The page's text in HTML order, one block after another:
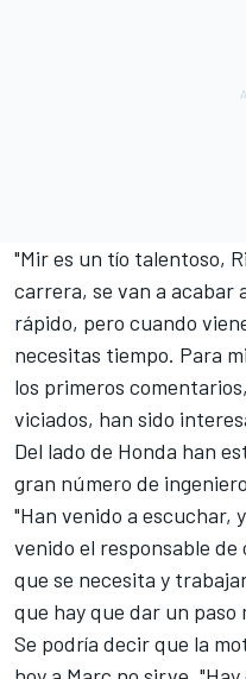
"Mir es un tío talentoso,
carrera, se van a acabar
rápido, pero cuando
necesitas tiempo. Para
los primeros
viciados, han sido
Del lado de Honda han
gran número de
"Han venido a escuchar,
venido el responsable
que se necesita y
que hay que dar un paso
Se podría decir que la